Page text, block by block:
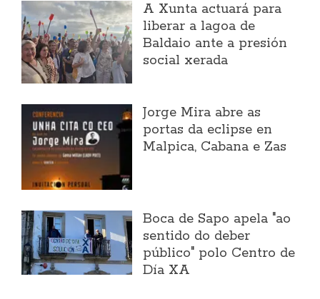
A Xunta actuará para
liberar a lagoa de
Baldaio ante a presión
social xerada
Jorge Mira abre as
portas da eclipse en
Malpica, Cabana e Zas
Boca de Sapo apela "ao
sentido do deber
público" polo Centro de
Día XA